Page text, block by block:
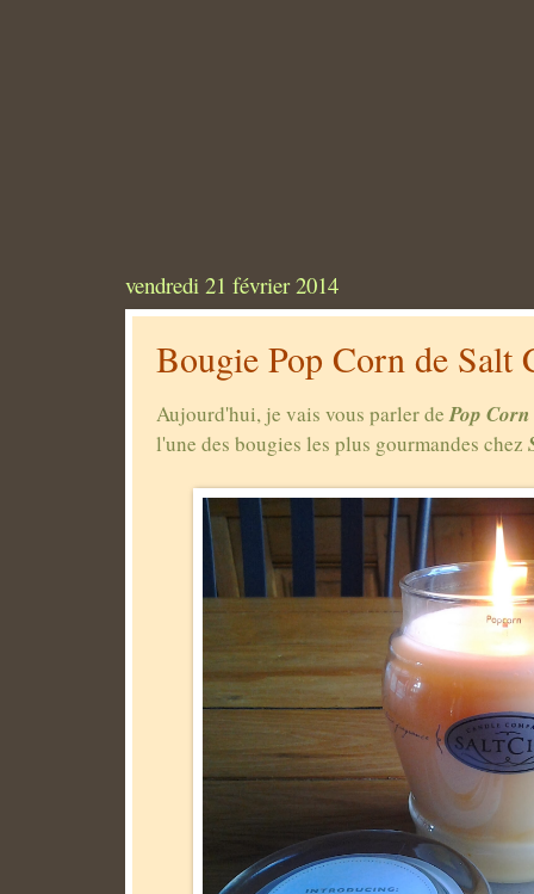
vendredi 21 février 2014
Bougie Pop Corn de Salt
Aujourd'hui, je vais vous parler dePop Corn
l'une des bougies les plus gourmandes chez